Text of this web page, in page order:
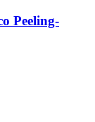
Peeling-​